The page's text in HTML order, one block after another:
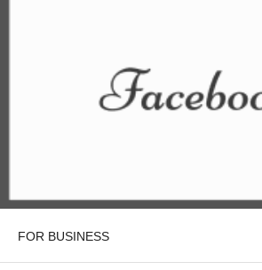
FOR BUSINESS